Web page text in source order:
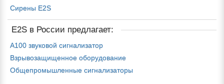
Сирены E2S
E2S в России предлагает:
A100 звуковой сигнализатор
Взрывозащищенное оборудование
Общепромышленные сигнализаторы